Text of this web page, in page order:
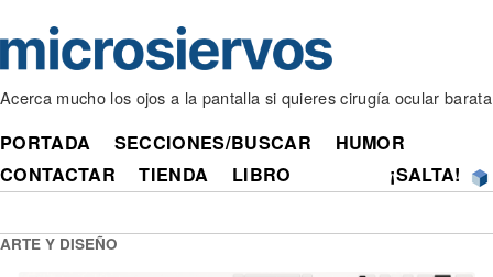
Acerca mucho los ojos a la pantalla si quieres cirugía ocular barata
PORTADA SECCIONES/BUSCAR
HUMOR
CONTACTAR
TIENDA LIBRO ¡SALTA!
ARTE Y DISEÑO